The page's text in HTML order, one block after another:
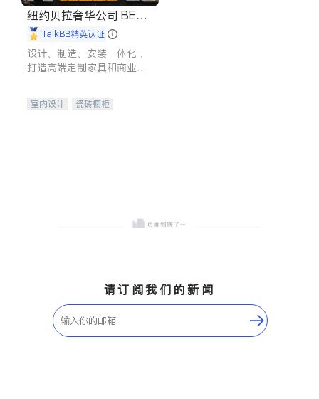
纽约贝拉奢华公司 BELL
A LUXE
iTalkBB精英认证
设计、制造、安装一体化，
打造高端定制家具和商业空
室内设计
瓷砖橱柜
请订阅我们的新闻